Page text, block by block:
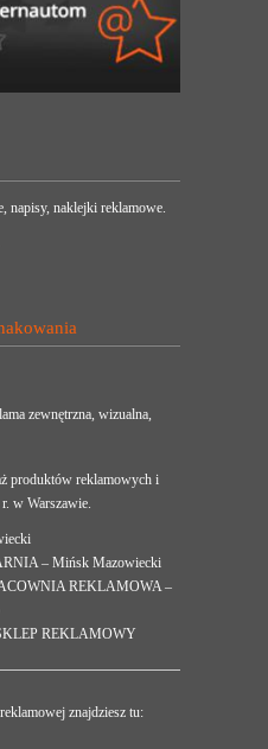
napisy, naklejki reklamowe.
zewnętrzna, wizualna,
produktów reklamowych i
w Warszawie.
– Mińsk Mazowiecki
REKLAMOWA –
REKLAMOWY
znajdziesz tu: